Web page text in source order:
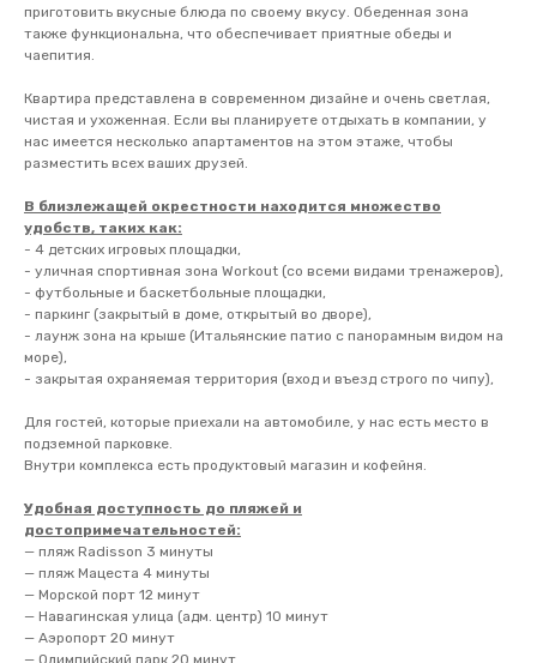
приготовить вкусные блюда по своему вкусу. Обеденная зона
также функциональна, что обеспечивает приятные обеды и
чаепития.
Квартира представлена в современном дизайне и очень светлая,
чистая и ухоженная. Если вы планируете отдыхать в компании, у
нас имеется несколько апартаментов на этом этаже, чтобы
разместить всех ваших друзей.
В близлежащей окрестности находится множество
удобств, таких как:
- 4 детских игровых площадки,
- уличная спортивная зона Workout (со всеми видами тренажеров),
- футбольные и баскетбольные площадки,
- паркинг (закрытый в доме, открытый во дворе),
- лаунж зона на крыше (Итальянские патио с панорамным видом на
море),
- закрытая охраняемая территория (вход и въезд строго по чипу),
Для гостей, которые приехали на автомобиле, у нас есть место в
подземной парковке.
Внутри комплекса есть продуктовый магазин и кофейня.
Удобная доступность до пляжей и
достопримечательностей:
— пляж Radisson 3 минуты
— пляж Мацеста 4 минуты
— Морской порт 12 минут
— Навагинская улица (адм. центр) 10 минут
— Аэропорт 20 минут
— Олимпийский парк 20 минут